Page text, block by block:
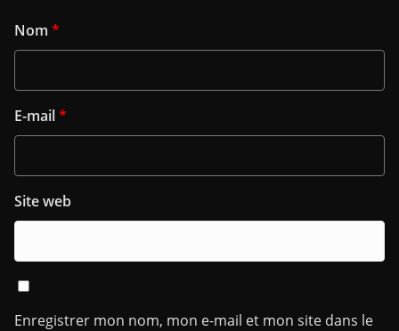
Nom *
E-mail*
Site web
Enregistrer mon nom, mon e-mail et mon site dans le